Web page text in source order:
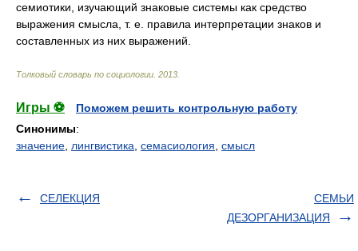
семиотики, изучающий знаковые системы как средство
выражения смысла, т. е. правила интерпретации знаков и
составленных из них выражений.
Толковый словарь по социологии 2013
Игры ⚽
Поможем решить контрольную работу
Синонимы:
значение лингвистика семасиология смысл
СЕЛЕКЦИЯ
СЕМЬИ
ДЕЗОРГАНИЗАЦИЯ